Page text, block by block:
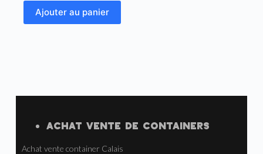
Ajouter au panier
ACHAT VENTE DE CONTAINERS
Achat vente container Calais